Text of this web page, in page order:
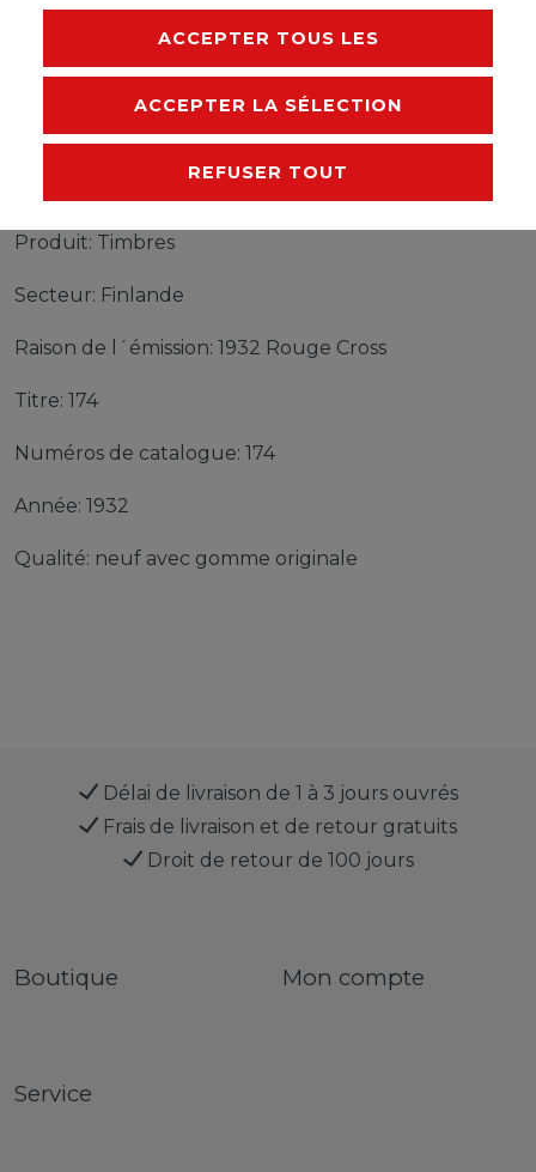
RESPONSABLE DE L'UE
FABRICANT
Timbres Finlande 174 neuf avec gomme originale
1932 Rouge Cross
Produit: Timbres
Secteur: Finlande
Raison de l´émission: 1932 Rouge Cross
Titre: 174
Numéros de catalogue: 174
Année: 1932
Qualité: neuf avec gomme originale
Délai de livraison de 1 à 3 jours ouvrés
Frais de livraison et de retour gratuits
Droit de retour de 100 jours
Boutique Mon compte
Service
ACCEPTER TOUS LES
ACCEPTER LA SÉLECTION
REFUSER TOUT